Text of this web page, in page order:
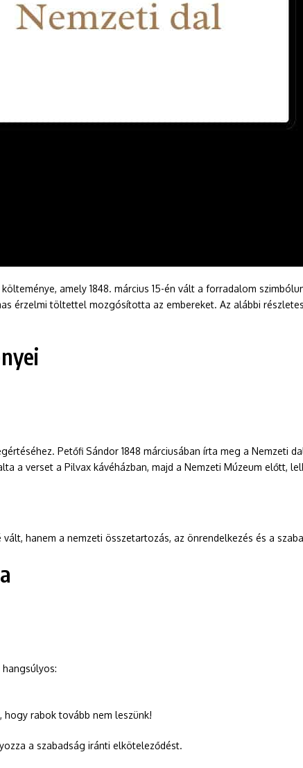
amely 1848. március 15-én vált a forradalom
érzelmi töltettel mozgósította az embereket. Az alábbi
Petőfi Sándor 1848 márciusában írta meg a Nemzeti
a verset a Pilvax kávéházban, majd a Nemzeti Múzeum előtt,
hanem a nemzeti összetartozás, az önrendelkezés és a
rabok tovább nem leszünk!
a szabadság iránti elköteleződést.